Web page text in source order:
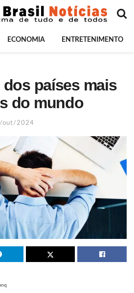
ECONOMIA ENTRETENIMENTO
dos países mais
do mundo
out/2024